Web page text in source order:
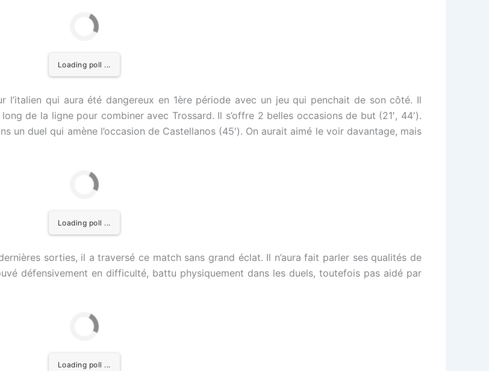
Loading poll ...
l’italien qui aura été dangereux en 1ère période avec un jeu qui penchait de son côté. Il
de la ligne pour combiner avec Trossard. Il s’offre 2 belles occasions de but (21′, 44′).
un duel qui amène l’occasion de Castellanos (45′). On aurait aimé le voir davantage, mais
Loading poll ...
sorties, il a traversé ce match sans grand éclat. Il n’aura fait parler ses qualités de
défensivement en difficulté, battu physiquement dans les duels, toutefois pas aidé par
Loading poll ...